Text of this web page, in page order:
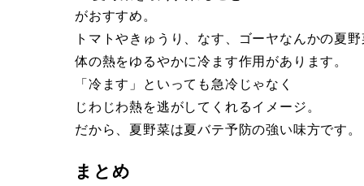
がおすすめ。
トマトやきゅうり、なす、ゴーヤなんかの夏
体の熱をゆるやかに冷ます作用があります。
「冷ます」といっても急冷じゃなく
じわじわ熱を逃がしてくれるイメージ。
だから、夏野菜は夏バテ予防の強い味方です。
まとめ